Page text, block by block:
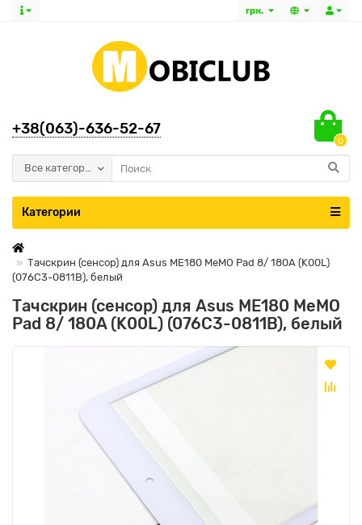
грн.
+38(063)-636-52-67
0
Все категории
Категории
Тачскрин (сенсор) для Asus ME180 MeMO Pad 8/ 180A (K00L)
(076C3-0811B), белый
Тачскрин (сенсор) для Asus ME180 MeMO
Pad 8/ 180A (K00L) (076C3-0811B), белый